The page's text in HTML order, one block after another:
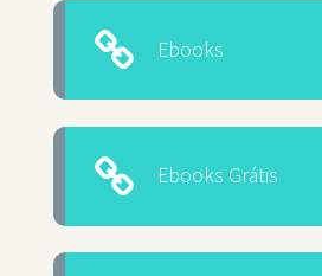
Ebooks
Ebooks Grátis